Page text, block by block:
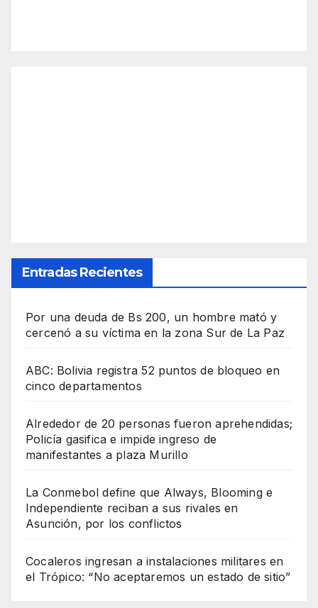
Entradas Recientes
Por una deuda de Bs 200, un hombre mató y
cercenó a su víctima en la zona Sur de La Paz
ABC: Bolivia registra 52 puntos de bloqueo en
cinco departamentos
Alrededor de 20 personas fueron aprehendidas;
Policía gasifica e impide ingreso de
manifestantes a plaza Murillo
La Conmebol define que Always, Blooming e
Independiente reciban a sus rivales en
Asunción, por los conflictos
Cocaleros ingresan a instalaciones militares en
el Trópico: “No aceptaremos un estado de sitio”